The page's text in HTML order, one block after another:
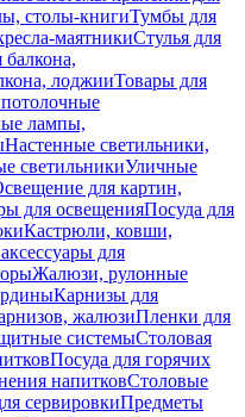
столы-книгиТумбы для
маятникиСтулья для
лоджииТовары для
лампы,
Настенные светильники,
светильникиУличные
для картин,
для освещенияПосуда для
Кастрюли, ковши,
для
Жалюзи, рулонные
Карнизы для
жалюзиПленки для
системыСтоловая
Посуда для горячих
напитковСтоловые
сервировкиПредметы